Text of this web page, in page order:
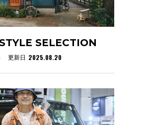
SELECTION
更新日 2025.08.20